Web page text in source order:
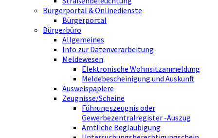
Bürgerportal & Onlinedienste
Bürgerportal
Bürgerbüro
Allgemeines
Info zur Datenverarbeitung
Meldewesen
Elektronische Wohnsitzanmeldung
Meldebescheinigung und Auskunft
Ausweispapiere
Zeugnisse/Scheine
Führungszeugnis oder
Gewerbezentralregister -Auszug
Amtliche Beglaubigung